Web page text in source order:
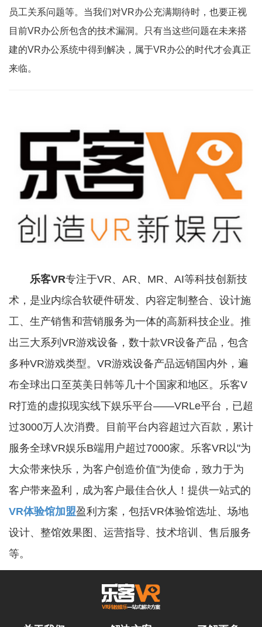
员工关系问题等。当我们对VR办公充满期待时，也要正视
目前VR办公所包含的技术漏洞。只有当这些问题在未来搭
建的VR办公系统中得到解决，属于VR办公的时代才会真正
来临。
乐客VR专注于VR、AR、MR、AI等科技创新技
术，是业内综合软硬件研发、内容定制整合、设计施
工、生产销售和营销服务为一体的高新科技企业。推
出三大系列VR游戏设备，数十款VR设备产品，包含
多种VR游戏类型。VR游戏设备产品远销国内外，遍
布全球出口至英美日韩等几十个国家和地区。乐客V
R打造的虚拟现实线下娱乐平台——VRLe平台，已超
过3000万人次消费。目前平台内容超过六百款，累计
服务全球VR娱乐B端用户超过7000家。乐客VR以"为
大众带来快乐，为客户创造价值"为使命，致力于为
客户带来盈利，成为客户最佳合伙人！提供一站式的
VR体验馆加盟盈利方案，包括VR体验馆选址、场地
设计、整馆效果图、运营指导、技术培训、售后服务
等。